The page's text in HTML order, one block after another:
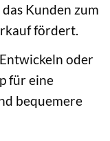
Kunden zum
fördert.
oder
für eine
bequemere